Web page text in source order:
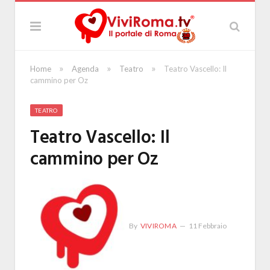
Home » Agenda » Teatro »
Teatro Vascello: Il
cammino per Oz
TEATRO
Teatro Vascello: Il
cammino per Oz
By VIVIROMA 11 Febbraio